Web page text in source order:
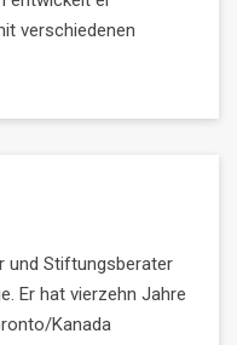
verschiedenen
und Stiftungsberater
Er hat vierzehn Jahre
Kanada